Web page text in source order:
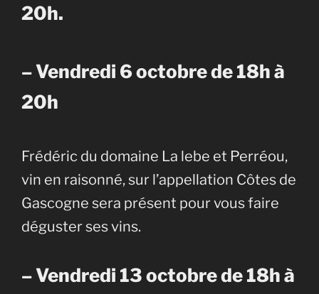
20h.
– Vendredi 6 octobre de 18h à
20h
Frédéric du domaine La lebe et Perréou,
vin en raisonné, sur l’appellation Côtes de
Gascogne sera présent pour vous faire
déguster ses vins.
– Vendredi 13 octobre de 18h à